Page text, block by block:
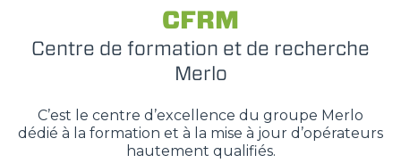
CFRM
Centre de formation et de recherche
Merlo
C’est le centre d’excellence du groupe Merlo
dédié à la formation et à la mise à jour d’opérateurs
hautement qualifiés.